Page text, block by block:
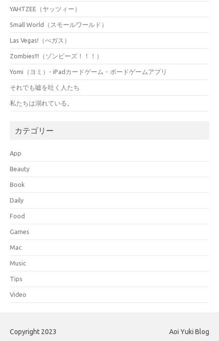
YAHTZEE（ヤッツィー）
Small World（スモールワールド）
Las Vegas!（べガス）
Zombies!!!（ゾンビーズ！！！）
Yomi（ヨミ）- iPadカードゲーム・ボードゲームアプリ
それでも嘘を吐く人たち
私たちは溺れている。
カテゴリー
App
Beauty
Book
Daily
Food
Games
Mac
Music
Tips
Video
Copyright 2023 Aoi Yuki Blog